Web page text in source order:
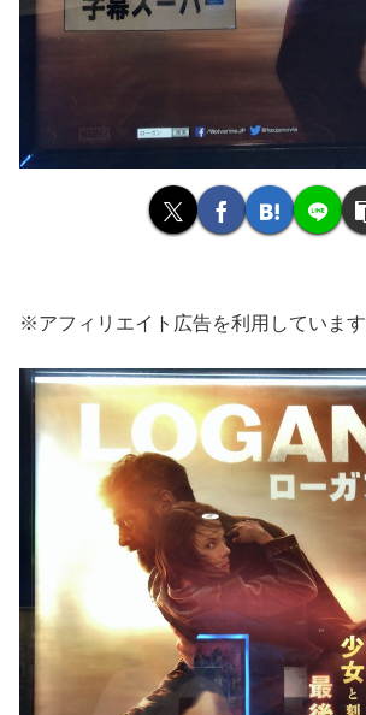
※アフィリエイト広告を利用しています